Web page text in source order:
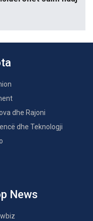
dhe Rajoni
dhe Teknologji
News